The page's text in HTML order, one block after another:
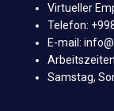
Virtueller
Telefon:
E-mail:
Samstag,